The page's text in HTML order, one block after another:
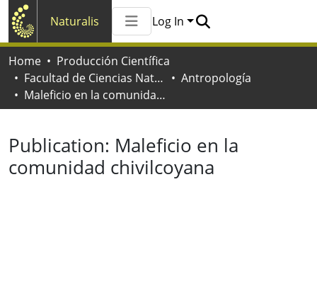
Naturalis
All of Naturalis
Log In
Home
Producción Científica
Facultad de Ciencias Naturales y Museo
Antropología
Maleficio en la comunidad chivilcoyana
Publication: Maleficio en la
comunidad chivilcoyana